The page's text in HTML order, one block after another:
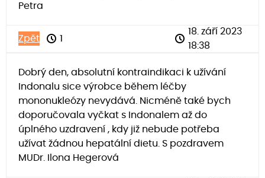
Petra
Zpět 1
18. září 2023
18:38
Dobrý den, absolutní kontraindikaci k užívání
Indonalu sice výrobce během léčby
mononukleózy nevydává. Nicméně také bych
doporučovala vyčkat s Indonalem až do
úplného uzdravení , kdy již nebude potřeba
užívat žádnou hepatální dietu. S pozdravem
MUDr. Ilona Hegerová